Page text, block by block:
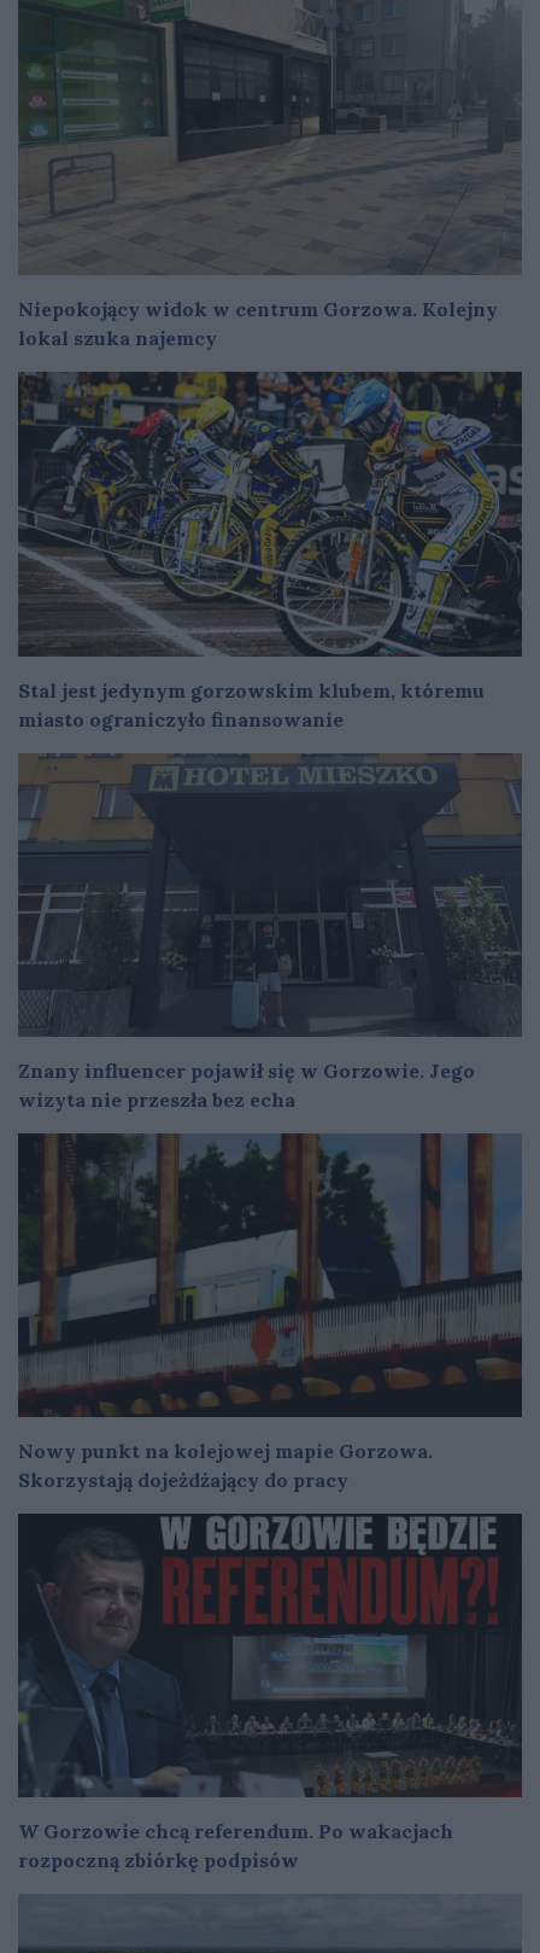
Niepokojący widok w centrum Gorzowa. Kolejny
lokal szuka najemcy
Stal jest jedynym gorzowskim klubem, któremu
miasto ograniczyło finansowanie
Znany influencer pojawił się w Gorzowie. Jego
wizyta nie przeszła bez echa
Nowy punkt na kolejowej mapie Gorzowa.
Skorzystają dojeżdżający do pracy
W Gorzowie chcą referendum. Po wakacjach
rozpoczną zbiórkę podpisów